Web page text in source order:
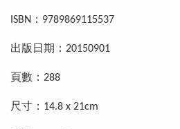
ISBN：9789869115537
出版日期：20150901
頁數：288
尺寸：14.8 x 21cm